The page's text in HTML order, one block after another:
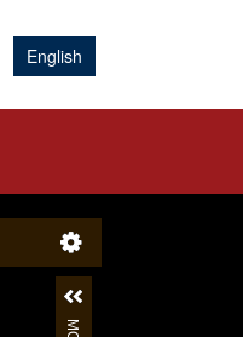
English